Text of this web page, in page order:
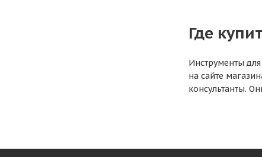
Где
Инструменты
на сайте
консультанты.